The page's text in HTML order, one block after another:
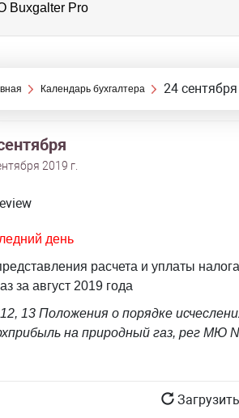
Buxgalter Pro
Календарь бухгалтера 24 сентября
2019 г.
день
расчета и уплаты
за август 2019 года
13 Положения о порядке
на природный газ, рег МЮ